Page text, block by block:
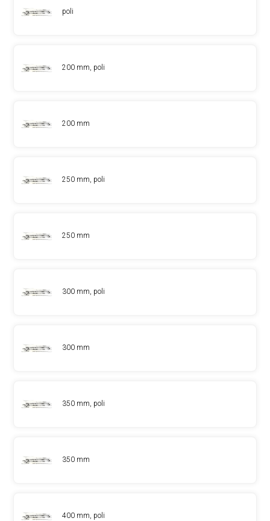
poli
200 mm, poli
200 mm
250 mm, poli
250 mm
300 mm, poli
300 mm
350 mm, poli
350 mm
400 mm, poli